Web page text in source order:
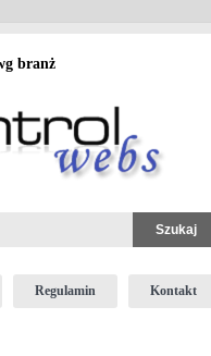
branż
Regulamin Kontakt